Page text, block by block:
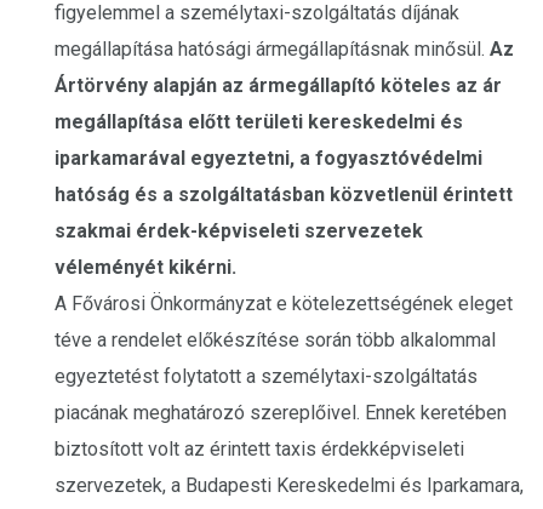
figyelemmel a személytaxi-szolgáltatás díjának
megállapítása hatósági ármegállapításnak minősül. Az
Ártörvény alapján az ármegállapító köteles az ár
megállapítása előtt területi kereskedelmi és
iparkamarával egyeztetni, a fogyasztóvédelmi
hatóság és a szolgáltatásban közvetlenül érintett
szakmai érdek-képviseleti szervezetek
véleményét kikérni.
A Fővárosi Önkormányzat e kötelezettségének eleget
téve a rendelet előkészítése során több alkalommal
egyeztetést folytatott a személytaxi-szolgáltatás
piacának meghatározó szereplőivel. Ennek keretében
biztosított volt az érintett taxis érdekképviseleti
szervezetek, a Budapesti Kereskedelmi és Iparkamara,